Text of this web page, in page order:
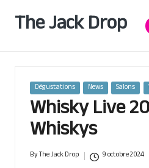
The Jack Drop
Passionné
spiritueux,
basé
Posted
in
Dégustations News Salons
Whisky Live
Whiskys
Posted
ByThe Jack Drop 9 octobre 2024